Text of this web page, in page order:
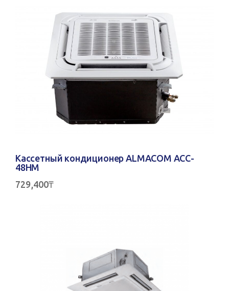
Кассетный кондиционер ALMACOM ACC-
48HM
729,400₸